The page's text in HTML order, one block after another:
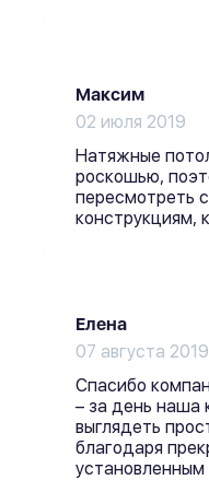
Максим
02 июля 2019
Натяжные
роскошью,
пересмотреть
конструкциям,
Елена
07 августа 2019
Спасибо
– за день наша
выглядеть
благодаря
установленным